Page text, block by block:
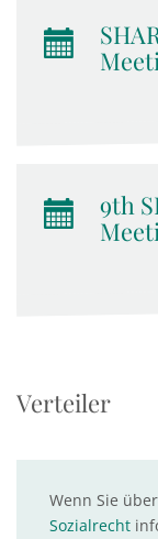
9th
Verteiler
Wenn Sie
Sozialrecht